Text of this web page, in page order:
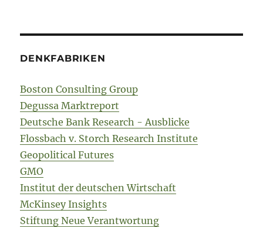
DENKFABRIKEN
Boston Consulting Group
Degussa Marktreport
Deutsche Bank Research - Ausblicke
Flossbach v. Storch Research Institute
Geopolitical Futures
GMO
Institut der deutschen Wirtschaft
McKinsey Insights
Stiftung Neue Verantwortung